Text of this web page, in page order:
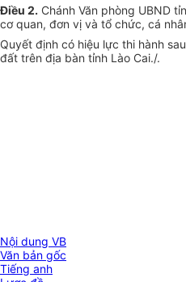
Điều 2. Chánh Văn phòng UBND
cơ quan, đơn vị và tổ chức, cá
Quyết định có hiệu lực thi hành
đất trên địa bàn tỉnh Lào Cai./.
Nội dung VB
Văn bản gốc
Tiếng anh